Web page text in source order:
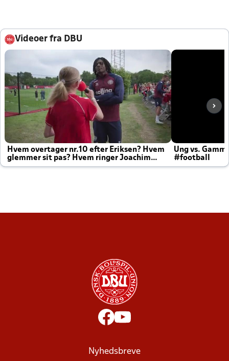
Videoer fra DBU
Hvem overtager nr.10 efter Eriksen? Hvem
glemmer sit pas? Hvem ringer Joachim
altid til efter kampe?
Ung vs.
#football
Nyhedsbreve